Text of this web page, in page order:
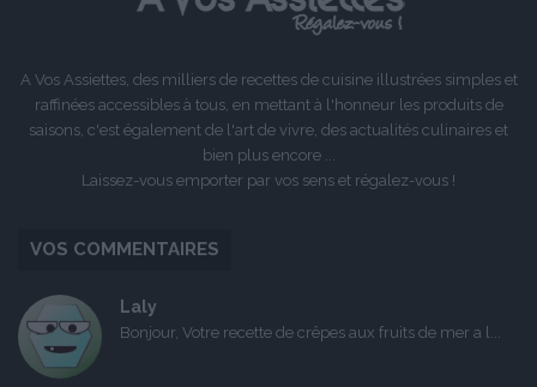
A Vos Assiettes, des milliers de recettes de cuisine illustrées simples et
raffinées accessibles à tous, en mettant à l'honneur les produits de
saisons, c'est également de l'art de vivre, des actualités culinaires et
bien plus encore ...
Laissez-vous emporter par vos sens et régalez-vous !
VOS COMMENTAIRES
Laly
Bonjour, Votre recette de crêpes aux fruits de mer a l...